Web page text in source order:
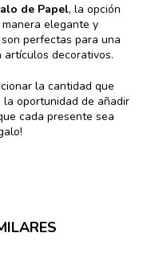
de Papel, la opción
elegante y
son perfectas para una
decorativos.
la cantidad que
oportunidad de añadir
cada presente sea